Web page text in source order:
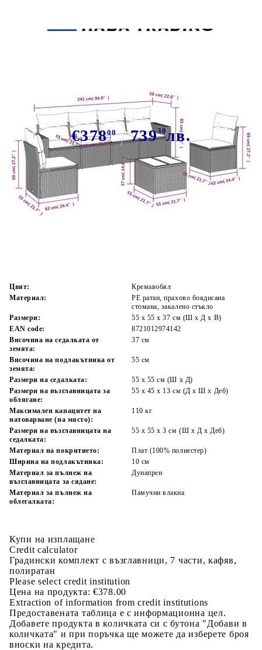
полиратан
€37800 73930лв.
В наличност: 30 бр.
Време за доставка: 5 до 9 дни
Цвят:
Кремавобял
Материал:
PE ратан, прахово боядисана
стомана, закалено стъкло
Размери:
55 x 55 x 37 см (Ш x Д x В)
EAN code:
8721012974142
Височина на седалката от
земята:
37 см
Височина на подлакътника от
земята:
55 см
Размери на седалката:
55 x 55 cм (Ш x Д)
Размери на възглавницата за
облягане:
55 x 45 x 13 см (Д х Ш x Деб)
Максимален капацитет на
натоварване (на място):
110 кг
Размери на възглавницата на
седалката:
55 x 55 x 3 см (Ш x Д x Деб)
Материал на покритието:
Плат (100% полиестер)
Ширина на подлакътника:
10 см
Материал за пълнеж на
възглавницата за сядане:
Дунапрен
Материал за пълнеж на
облегалката:
Памучни влакна
Купи на изплащане
Credit calculator
Градински комплект с възглавници, 7 части, кафяв,
полиратан
Please select credit institution
Цена на продукта: €378.00
Extraction of information from credit institutions
Предоставената таблица е с информационна цел.
Добавете продукта в количката си с бутона "Добави в
количката" и при поръчка ще можете да изберете броя
вноски на кредита.